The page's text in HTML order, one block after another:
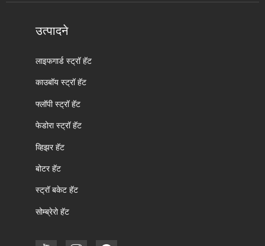
उत्पादने
लाइफगार्ड स्ट्रॉ हॅट
काउबॉय स्ट्रॉ हॅट
फ्लॉपी स्ट्रॉ हॅट
फेडोरा स्ट्रॉ हॅट
व्हिझर हॅट
बोटर हॅट
स्ट्रॉ बकेट हॅट
सोम्ब्रेरो हॅट